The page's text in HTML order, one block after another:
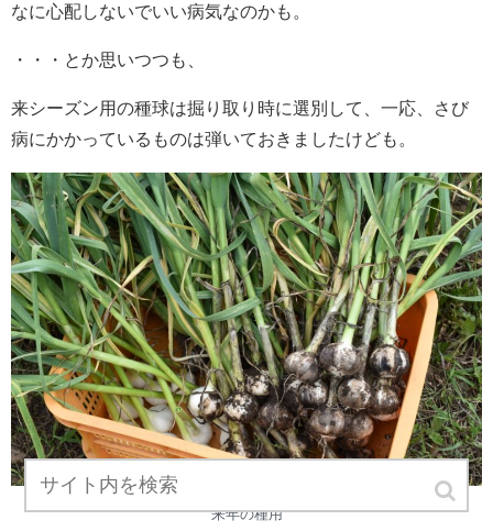
なに心配しないでいい病気なのかも。
・・・とか思いつつも、
来シーズン用の種球は掘り取り時に選別して、一応、さび
病にかかっているものは弾いておきましたけども。
来年の種用